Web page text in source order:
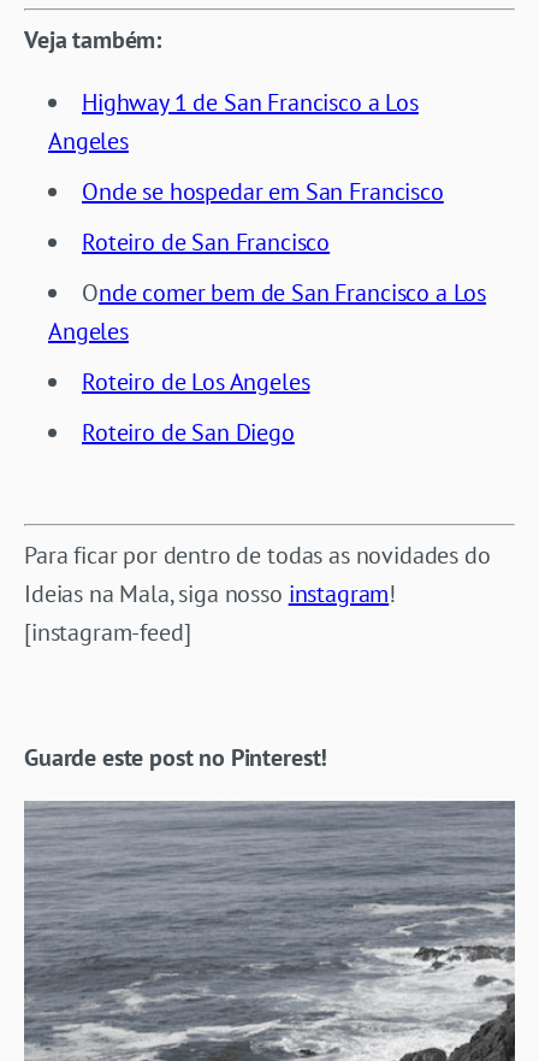
Veja também:
Highway 1 de San Francisco a Los
Angeles
Onde se hospedar em San Francisco
Roteiro de San Francisco
Onde comer bem de San Francisco a Los
Angeles
Roteiro de Los Angeles
Roteiro de San Diego
Para ficar por dentro de todas as novidades do
Ideias na Mala, siga nosso instagram!
[instagram-feed]
Guarde este post no Pinterest!